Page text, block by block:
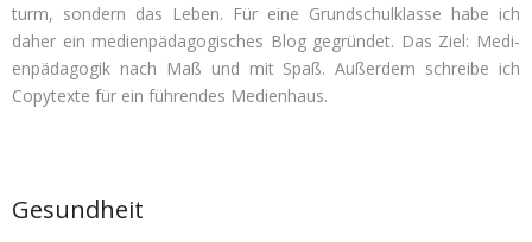
turm, son­dern das Leben. Für eine Grund­schul­klasse habe ich
daher ein medi­en­päd­ago­gi­sches Blog gegrün­det. Das Ziel: Medi­
en­päd­ago­gik nach Maß und mit Spaß. Außer­dem schreibe ich
Copy­texte für ein füh­ren­des Medienhaus.
Gesundheit